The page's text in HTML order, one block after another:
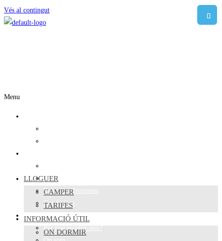
Vés al contingut
Menu
Viatgers responsables
Preguntes freqüents
Condicions
Sobre nosaltres
Per què escollir-nos?
LLOGUER
CAMPER
TARIFES
INFORMACIÓ ÚTIL
ON DORMIR